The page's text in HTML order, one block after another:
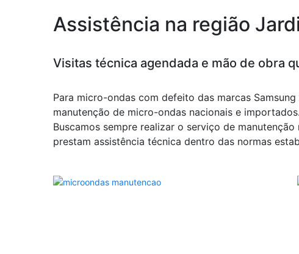
Assistência na região
Visitas técnica agendada e mão de obra
Para micro-ondas com defeito das marcas
manutenção de micro-ondas nacionais e importados.
Buscamos sempre realizar o serviço de
prestam assistência técnica dentro das normas